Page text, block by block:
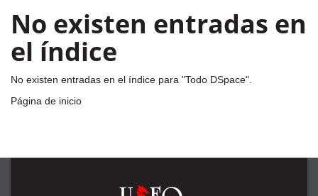
No existen entradas en
el índice
No existen entradas en el índice para "Todo DSpace".
Página de inicio